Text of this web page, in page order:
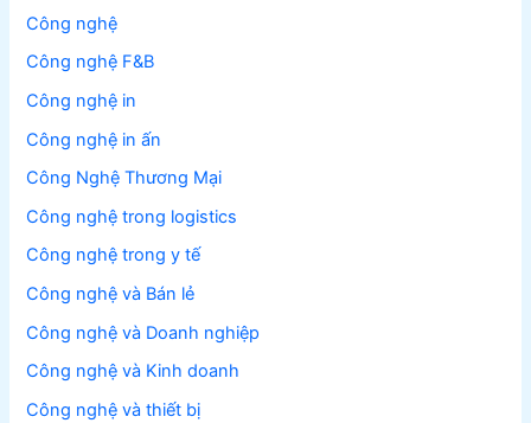
Công nghệ
Công nghệ F&B
Công nghệ in
Công nghệ in ấn
Công Nghệ Thương Mại
Công nghệ trong logistics
Công nghệ trong y tế
Công nghệ và Bán lẻ
Công nghệ và Doanh nghiệp
Công nghệ và Kinh doanh
Công nghệ và thiết bị